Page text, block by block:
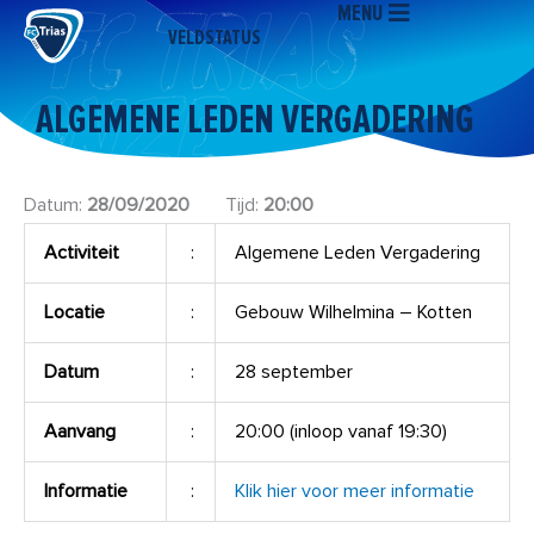
naar
inhoud
VELDSTATUS
MENU
ALGEMENE LEDEN VERGADERING
Datum: 28/09/2020 Tijd: 20:00
Activiteit
: Algemene Leden Vergadering
Locatie : Gebouw Wilhelmina – Kotten
Datum : 28 september
Aanvang : 20:00 (inloop vanaf 19:30)
Informatie : Klik hier voor meer informatie